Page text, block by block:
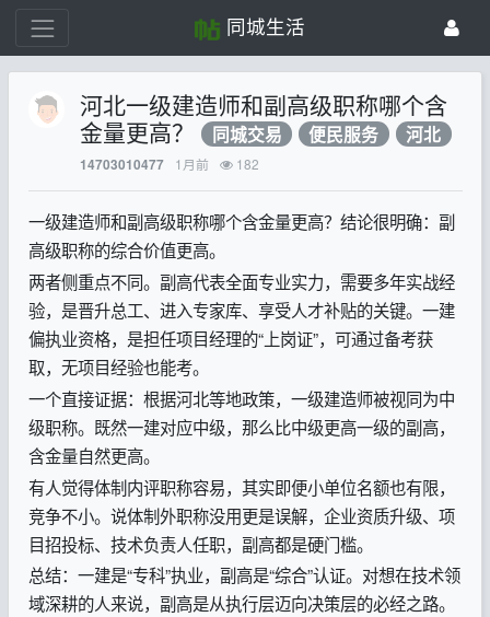
同城生活
河北一级建造师和副高级职称哪个含
金量更高？ 同城交易 便民服务 河北
14703010477 1月前 182
一级建造师和副高级职称哪个含金量更高？结论很明确：副
高级职称的综合价值更高。
两者侧重点不同。副高代表全面专业实力，需要多年实战经
验，是晋升总工、进入专家库、享受人才补贴的关键。一建
偏执业资格，是担任项目经理的“上岗证”，可通过备考获
取，无项目经验也能考。
一个直接证据：根据河北等地政策，一级建造师被视同为中
级职称。既然一建对应中级，那么比中级更高一级的副高，
含金量自然更高。
有人觉得体制内评职称容易，其实即便小单位名额也有限，
竞争不小。说体制外职称没用更是误解，企业资质升级、项
目招投标、技术负责人任职，副高都是硬门槛。
总结：一建是“专科”执业，副高是“综合”认证。对想在技术领
域深耕的人来说，副高是从执行层迈向决策层的必经之路。